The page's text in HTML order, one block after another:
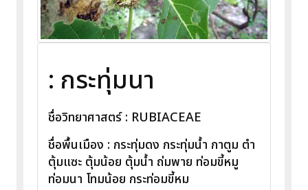
: กระทุ่มนา
ชื่อวิทยาศาสตร์ : RUBIACEAE
ชื่อพื้นเมือง : กระทุ่มดง กระทุ่มน้ำ กาตูม ตำ
ตุ้มแซะ ตุ้มน้อย ตุ้มน้ำ ถ่มพาย ท่อมขี้หมู
ท่อมนา โทมน้อย กระท่อมขี้หม